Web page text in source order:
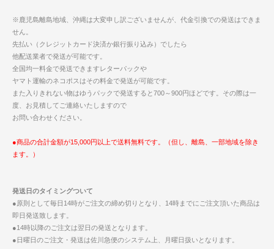
※鹿児島離島地域、沖縄は大変申し訳ございませんが、代金引換での発送はできま
せん。
先払い（クレジットカード決済か銀行振り込み）でしたら
他配送業者で発送が可能です。
全国均一料金で発送できますレターパックや
ヤマト運輸のネコポスはその料金で発送が可能です。
また入りきれない物はゆうパックで発送すると700～900円ほどです。その際は一
度、お見積してご連絡いたしますので
お問い合わせください。
●商品の合計金額が15,000円以上で送料無料です。（但し、離島、一部地域を除き
ます。）
発送日のタイミングついて
●原則として毎日14時がご注文の締め切りとなり、14時までにご注文頂いた商品は
即日発送致します。
●14時以降のご注文は翌日の発送となります。
●日曜日のご注文・発送は佐川急便のシステム上、月曜日扱いとなります。